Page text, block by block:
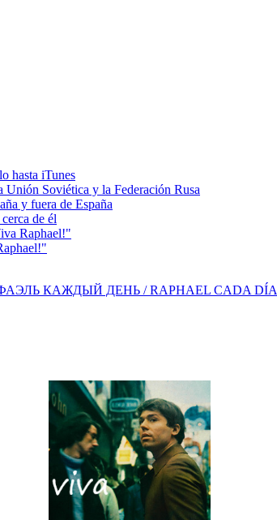
hasta iTunes
Soviética y la Federación Rusa
y fuera de España
de él
Raphael!"
КАЖДЫЙ ДЕНЬ / RAPHAEL CADA DÍA